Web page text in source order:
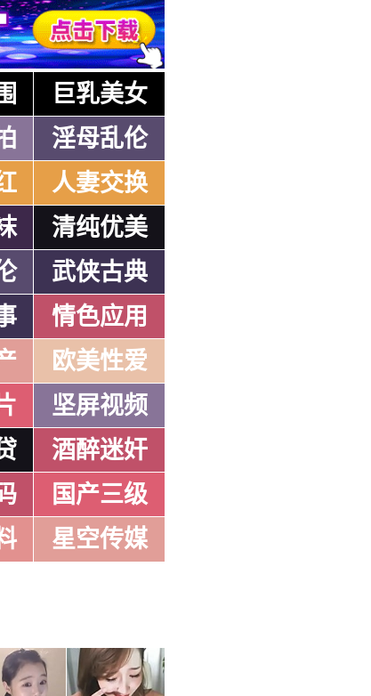
巨乳美女
淫母乱伦
人妻交换
清纯优美
武侠古典
情色应用
欧美性爱
坚屏视频
酒醉迷奸
国产三级
星空传媒